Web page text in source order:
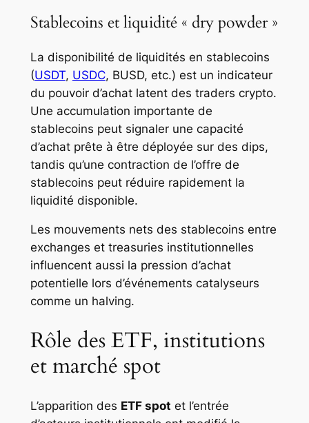
Stablecoins et liquidité « dry powder »
La disponibilité de liquidités en stablecoins
(USDT, USDC, BUSD, etc.) est un indicateur
du pouvoir d’achat latent des traders crypto.
Une accumulation importante de
stablecoins peut signaler une capacité
d’achat prête à être déployée sur des dips,
tandis qu’une contraction de l’offre de
stablecoins peut réduire rapidement la
liquidité disponible.
Les mouvements nets des stablecoins entre
exchanges et treasuries institutionnelles
influencent aussi la pression d’achat
potentielle lors d’événements catalyseurs
comme un halving.
Rôle des ETF, institutions
et marché spot
L’apparition des ETF spot et l’entrée